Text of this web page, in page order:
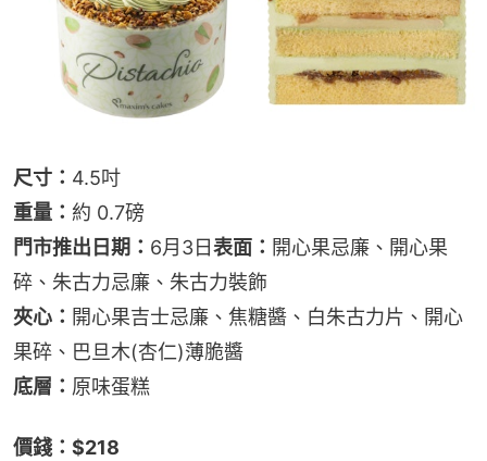
尺寸： 4.5吋
重量： 約 0.7磅
門市推出日期： 6月3日表面： 開心果忌廉、開心果
碎、朱古力忌廉、朱古力裝飾
夾心： 開心果吉士忌廉、焦糖醬、白朱古力片、開心
果碎、巴旦木(杏仁)薄脆醬
底層： 原味蛋糕
價錢：$218